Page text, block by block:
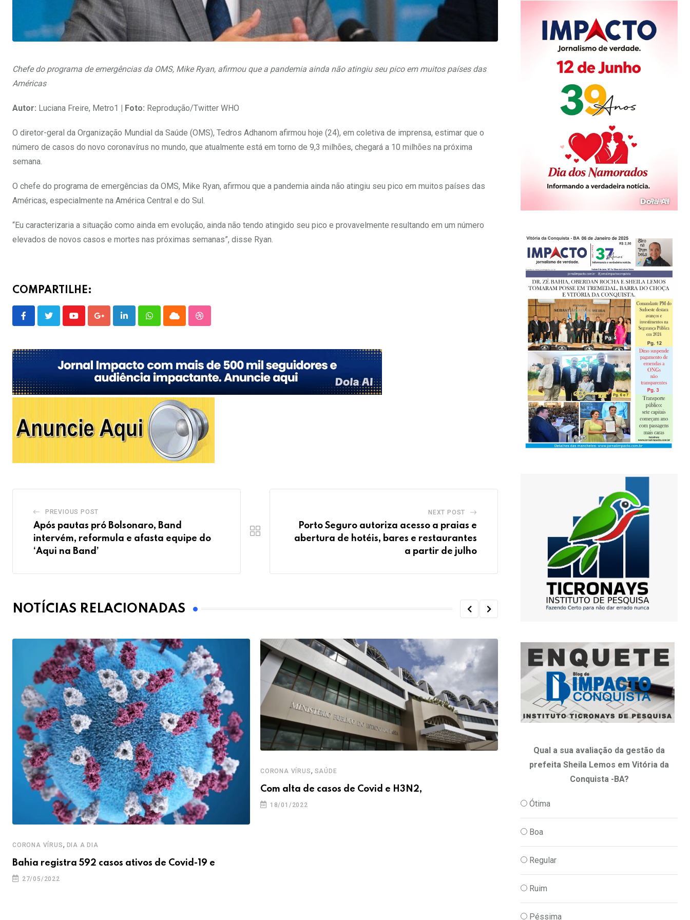
Chefe do programa de emergências da OMS, Mike Ryan, afirmou que a pandemia ainda não atingiu seu pico em muitos países das
Américas
Autor: Luciana Freire, Metro1 | Foto: Reprodução/Twitter WHO
O diretor-geral da Organização Mundial da Saúde (OMS), Tedros Adhanom afirmou hoje (24), em coletiva de imprensa, estimar que o
número de casos do novo coronavírus no mundo, que atualmente está em torno de 9,3 milhões, chegará a 10 milhões na próxima
semana.
O chefe do programa de emergências da OMS, Mike Ryan, afirmou que a pandemia ainda não atingiu seu pico em muitos países das
Américas, especialmente na América Central e do Sul.
“Eu caracterizaria a situação como ainda em evolução, ainda não tendo atingido seu pico e provavelmente resultando em um número
elevados de novos casos e mortes nas próximas semanas”, disse Ryan.
COMPARTILHE:
YoutubeGoogle+LinkedInWhatsappCloud StumbleUpon
PREVIOUS POST
Após pautas pró Bolsonaro, Band
intervém, reformula e afasta equipe do
‘Aqui na Band’
NEXT POST
Porto Seguro autoriza acesso a praias e
abertura de hotéis, bares e restaurantes
a partir de julho
NOTÍCIAS RELACIONADAS
CORONA VÍRUS, DIA A DIA
Bahia registra 592 casos ativos de Covid-19 e
27/05/2022
CORONA VÍRUS, SAÚDE
Com alta de casos de Covid e H3N2,
18/01/2022
CORONA VÍRUS,SAÚDE
22/05 – Boletim epidemiológico: 28.450
confirmados, com
22/05/2021
Qual a sua avaliação da gestão da
prefeita Sheila Lemos em Vitória da
Conquista -BA?
Ótima
Boa
Regular
Ruim
Péssima